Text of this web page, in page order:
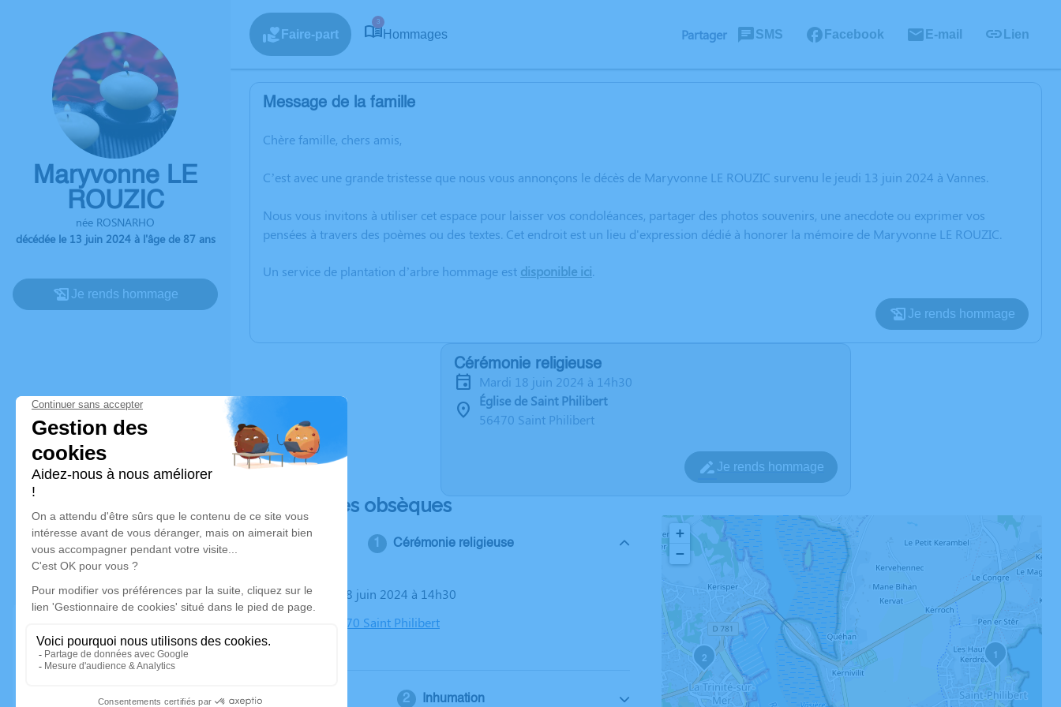
Maryvonne LE
ROUZIC
née ROSNARHO
décédée le 13 juin 2024 à l'âge de 87 ans
Je rends hommage
Faire-part
3
Hommages Partager SMS Facebook E-mail Lien
Message de la famille
Chère famille, chers amis,
C’est avec une grande tristesse que nous vous annonçons le décès de Maryvonne LE ROUZIC survenu le jeudi 13 juin 2024 à Vannes.
Nous vous invitons à utiliser cet espace pour laisser vos condoléances, partager des photos souvenirs, une anecdote ou exprimer vos
pensées à travers des poèmes ou des textes. Cet endroit est un lieu d'expression dédié à honorer la mémoire de Maryvonne LE ROUZIC.
Un service de plantation d’arbre hommage est disponible ici.
Je rends hommage
Cérémonie religieuse
mardi 18 juin 2024 à 14h30
Église de Saint Philibert
56470 Saint Philibert
Je rends hommage
Déroulé des obsèques
Cérémonie religieuse
Le mardi 18 juin 2024 à 14h30
Église, 56470 Saint Philibert
Inhumation
1
2
+
−